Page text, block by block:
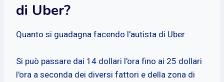
di Uber?
Quanto si guadagna facendo l'autista di Uber
Si può passare dai 14 dollari l'ora fino ai 25 dollari
l'ora a seconda dei diversi fattori e della zona di